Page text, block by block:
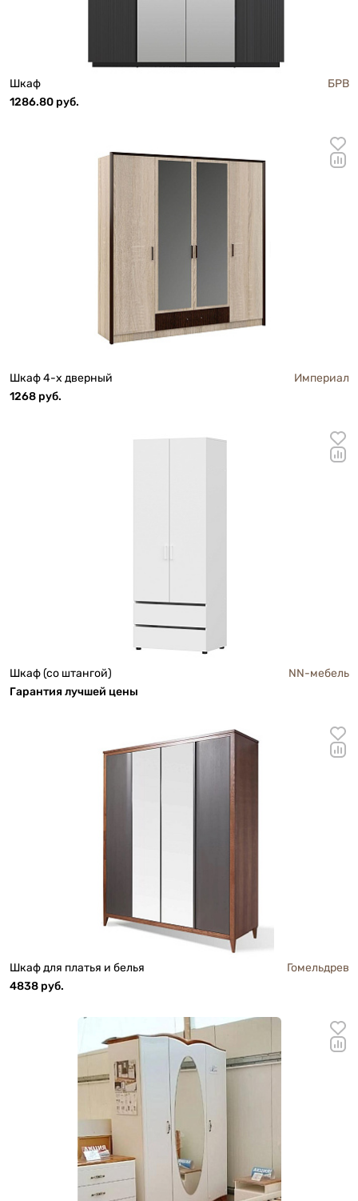
Шкаф
БРВ
1286.80 руб.
Шкаф 4-х дверный
Империал
1268 руб.
Шкаф (со штангой)
NN-мебель
Гарантия лучшей цены
Шкаф для платья и белья
Гомельдрев
4838 руб.